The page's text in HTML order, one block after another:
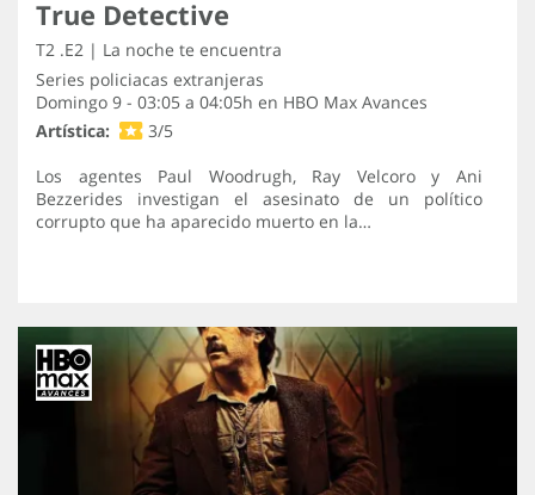
True Detective
T2 .E2 | La noche te encuentra
Series policiacas extranjeras
Domingo 9 - 03:05 a 04:05h en HBO Max Avances
Artística:
3/5
Los agentes Paul Woodrugh, Ray Velcoro y Ani
Bezzerides investigan el asesinato de un político
corrupto que ha aparecido muerto en la…